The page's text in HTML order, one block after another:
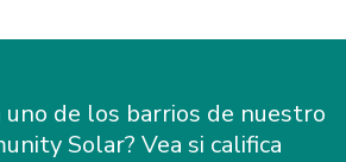
uno de los barrios de nuestro
Solar? Vea si califica